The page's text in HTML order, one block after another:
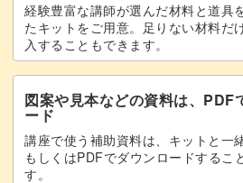
経験豊富な講師が選んだ材料と道具
たキットをご用意。足りない材料だ
入することもできます。
図案や見本などの資料は、PDF
ード
講座で使う補助資料は、キットと一
もしくはPDFでダウンロードするこ
す。